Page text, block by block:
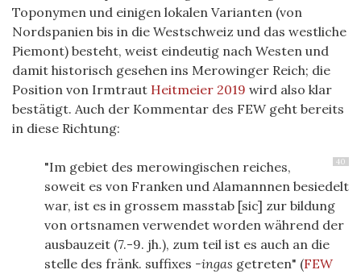
Toponymen und einigen lokalen Varianten (von
Nordspanien bis in die Westschweiz und das westliche
Piemont) besteht, weist eindeutig nach Westen und
damit historisch gesehen ins Merowinger Reich; die
Position von Irmtraut Heitmeier 2019 wird also klar
bestätigt. Auch der Kommentar des FEW geht bereits
in diese Richtung:
40
"Im gebiet des merowingischen reiches,
soweit es von Franken und Alamannnen besiedelt
war, ist es in grossem masstab [sic] zur bildung
von ortsnamen verwendet worden während der
ausbauzeit (7.-9. jh.), zum teil ist es auch an die
stelle des fränk. suffixes -ingas getreten" (FEW